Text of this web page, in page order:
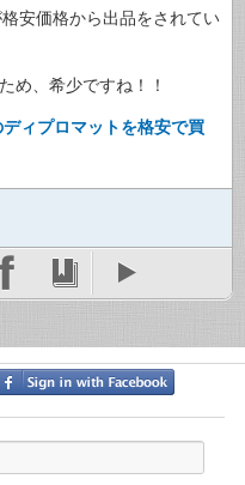
安価格から出品をされてい
め、希少ですね！！
ィプロマットを格安で買